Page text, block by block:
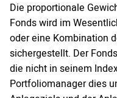
Die proportionale
Fonds wird im
oder eine Kombination
sichergestellt. Der
die nicht in seinem
Portfoliomanager dies